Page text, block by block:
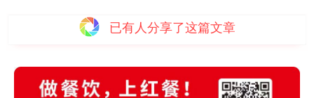
已有 人分享了这篇文章